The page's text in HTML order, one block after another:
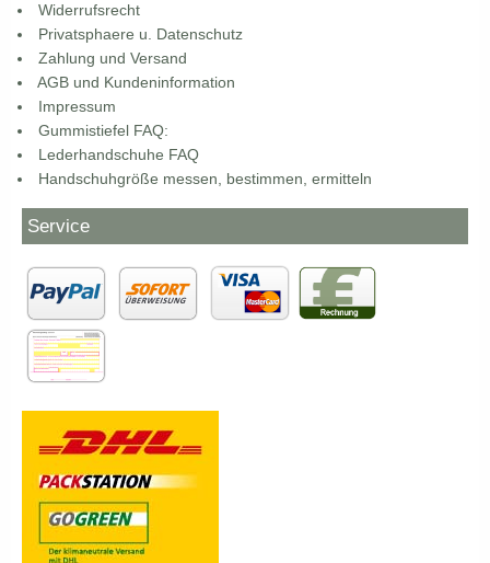
Widerrufsrecht
Privatsphaere u. Datenschutz
Zahlung und Versand
AGB und Kundeninformation
Impressum
Gummistiefel FAQ:
Lederhandschuhe FAQ
Handschuhgröße messen, bestimmen, ermitteln
Service